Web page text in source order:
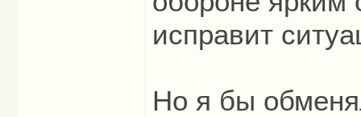
исправит
Но я бы